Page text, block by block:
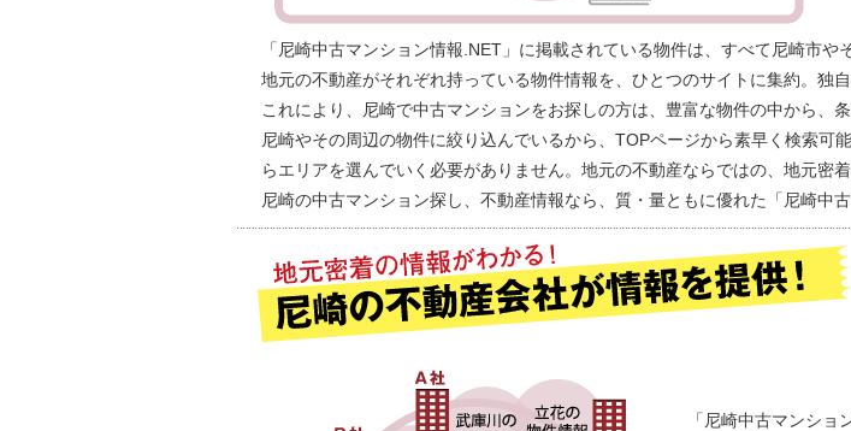
「尼崎中古マンション情報.NET」に掲載されている物件は、すべて尼崎市や
地元の不動産がそれぞれ持っている物件情報を、ひとつのサイトに集約。独
これにより、尼崎で中古マンションをお探しの方は、豊富な物件の中から、
尼崎やその周辺の物件に絞り込んでいるから、TOPページから素早く検索
らエリアを選んでいく必要がありません。地元の不動産ならではの、地元密
尼崎の中古マンション探し、不動産情報なら、質・量ともに優れた「尼崎中
「尼崎中古マンシ